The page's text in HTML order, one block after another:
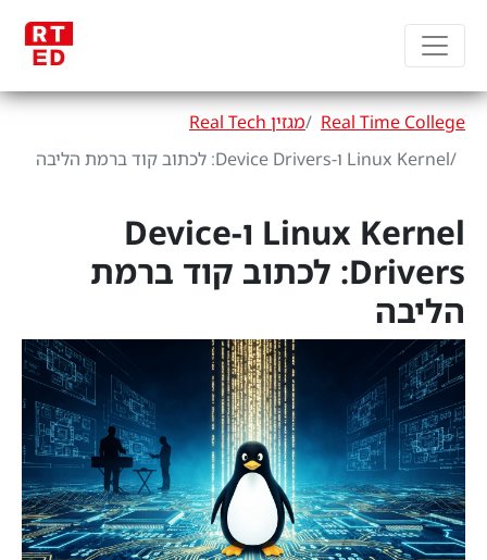
Real Time College
מגזין Real Tech
Linux Kernel ו-Device Drivers: לכתוב קוד ברמת הליבה
Linux Kernel ו-Device
Drivers: לכתוב קוד ברמת
הליבה